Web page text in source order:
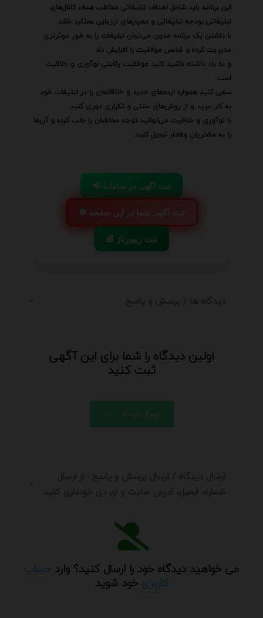
این برنامه باید شامل اهداف تبلیغاتی مخاطب هدف کانال‌های
تبلیغاتی بودجه تبلیغاتی و معیارهای ارزیابی عملکرد باشد.
با داشتن یک برنامه مدون می‌توان تبلیغات را به طور موثرتری
مدیریت کرده و شانس موفقیت را افزایش داد.
و به یاد داشته باشید کلید موفقیت رقابتی نوآوری و خلاقیت
است.
سعی کنید همواره ایده‌های جدید و خلاقانه‌ای را در تبلیغات خود
به کار ببرید و از روش‌های سنتی و تکراری دوری کنید.
با نوآوری و خلاقیت می‌توانید توجه مخاطبان را جلب کرده و آن‌ها
را به مشتریان وفادار تبدیل کنید.
📢 ثبت آگهی در سامانه
💬 ثبت آگهی شما در این صفحه
📰 ثبت ریپورتاژ
دیدگاه ها / پرسش و پاسخ
اولین دیدگاه را شما برای این آگهی
ثبت کنید
ارسال دیدگاه
ارسال دیدگاه / ارسال پرسش و پاسخ - از ارسال
شماره، ایمیل، آدرس سایت و ای دی خودداری کنید.
می خواهید دیدگاه خود را ارسال کنید؟ وارد حساب
کاربریخود شوید